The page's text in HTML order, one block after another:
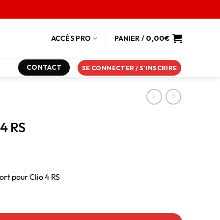
ACCÈS PRO PANIER / 0,00€
CONTACT SE CONNECTER / S’INSCRIRE
RS
pour Clio 4 RS